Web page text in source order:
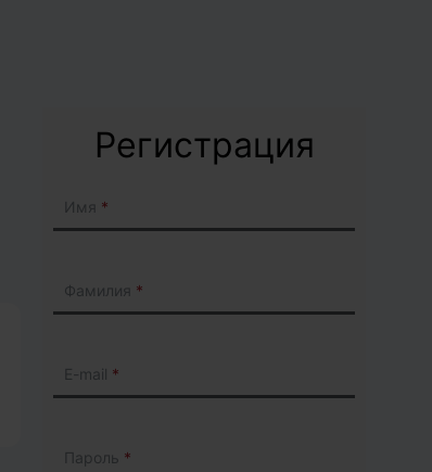
Регистрация
Имя
Фамилия
E-mail
Пароль